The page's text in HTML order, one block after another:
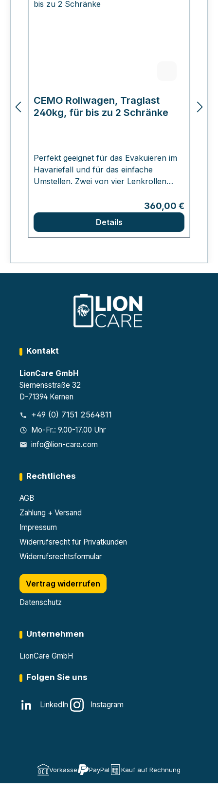
CEMO Rollwagen, Traglast
240kg, für bis zu 2 Schränke
Perfekt geeignet für das Evakuieren im
Havariefall und für das einfache
Umstellen. Zwei von vier Lenkrollen
Regulärer Preis:
360,00 €
Details
Kontakt
LionCare GmbH
Siemensstraße 32
D-71394 Kernen
+49 (0) 7151 2564811
Mo-Fr.: 9.00-17.00 Uhr
info@lion-care.com
Rechtliches
AGB
Zahlung + Versand
Impressum
Widerrufsrecht für Privatkunden
Widerrufsrechtsformular
Vertrag widerrufen
Datenschutz
Unternehmen
LionCare GmbH
Folgen Sie uns
LinkedIn Instagram
Vorkasse PayPal Kauf auf Rechnung